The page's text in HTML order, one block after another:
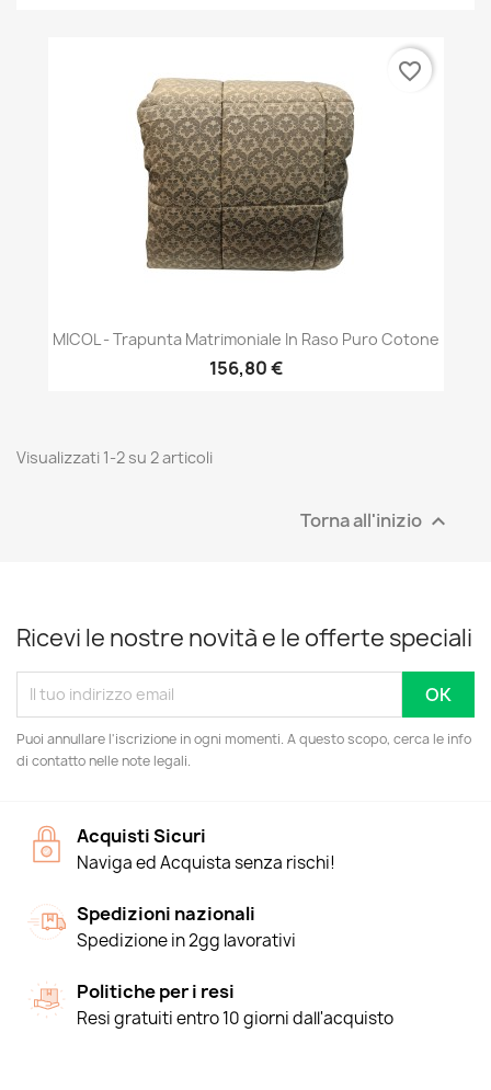
MICOL - Trapunta Matrimoniale In Raso Puro Cotone
156,80 €
favorite_border
Visualizzati 1-2 su 2 articoli
Torna all'inizio 
Ricevi le nostre novità e le offerte speciali
Puoi annullare l'iscrizione in ogni momenti. A questo scopo, cerca le info
di contatto nelle note legali.
Acquisti Sicuri
Naviga ed Acquista senza rischi!
Spedizioni nazionali
Spedizione in 2gg lavorativi
Politiche per i resi
Resi gratuiti entro 10 giorni dall'acquisto